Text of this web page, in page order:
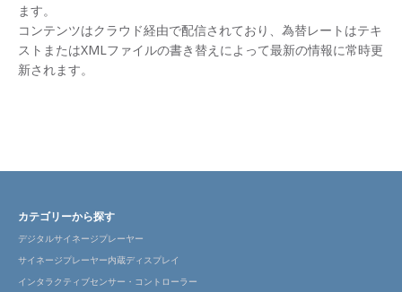
ます。
コンテンツはクラウド経由で配信されており、為替レートはテキ
ストまたはXMLファイルの書き替えによって最新の情報に常時更
新されます。
カテゴリーから探す
デジタルサイネージプレーヤー
サイネージプレーヤー内蔵ディスプレイ
インタラクティブセンサー・コントローラー